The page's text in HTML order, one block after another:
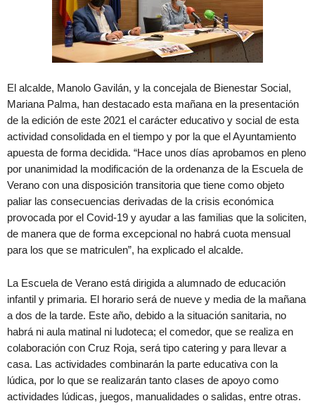
El alcalde, Manolo Gavilán, y la concejala de Bienestar Social,
Mariana Palma, han destacado esta mañana en la presentación
de la edición de este 2021 el carácter educativo y social de esta
actividad consolidada en el tiempo y por la que el Ayuntamiento
apuesta de forma decidida. “Hace unos días aprobamos en pleno
por unanimidad la modificación de la ordenanza de la Escuela de
Verano con una disposición transitoria que tiene como objeto
paliar las consecuencias derivadas de la crisis económica
provocada por el Covid-19 y ayudar a las familias que la soliciten,
de manera que de forma excepcional no habrá cuota mensual
para los que se matriculen”, ha explicado el alcalde.
La Escuela de Verano está dirigida a alumnado de educación
infantil y primaria. El horario será de nueve y media de la mañana
a dos de la tarde. Este año, debido a la situación sanitaria, no
habrá ni aula matinal ni ludoteca; el comedor, que se realiza en
colaboración con Cruz Roja, será tipo catering y para llevar a
casa. Las actividades combinarán la parte educativa con la
lúdica, por lo que se realizarán tanto clases de apoyo como
actividades lúdicas, juegos, manualidades o salidas, entre otras.